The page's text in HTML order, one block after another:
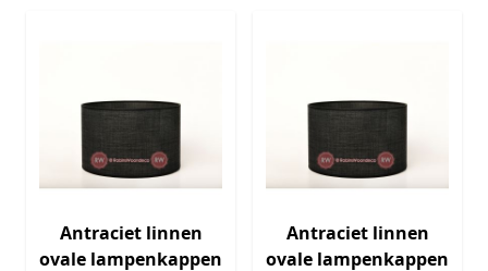
Antraciet linnen
ovale lampenkappen
Antraciet linnen
ovale lampenkappen